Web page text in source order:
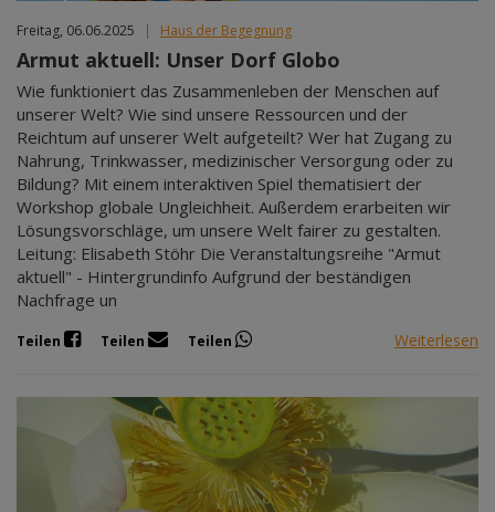
Freitag, 06.06.2025 | Haus der Begegnung
Armut aktuell: Unser Dorf Globo
Wie funktioniert das Zusammenleben der Menschen auf
unserer Welt? Wie sind unsere Ressourcen und der
Reichtum auf unserer Welt aufgeteilt? Wer hat Zugang zu
Nahrung, Trinkwasser, medizinischer Versorgung oder zu
Bildung? Mit einem interaktiven Spiel thematisiert der
Workshop globale Ungleichheit. Außerdem erarbeiten wir
Lösungsvorschläge, um unsere Welt fairer zu gestalten.
Leitung: Elisabeth Stöhr Die Veranstaltungsreihe "Armut
aktuell" - Hintergrundinfo Aufgrund der beständigen
Nachfrage un
Teilen Teilen Teilen Weiterlesen